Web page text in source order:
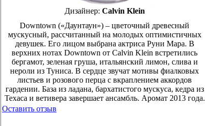
Дизайнер: Calvin Klein
Downtown («Даунтаун») – цветочный древесный
мускусный, рассчитанный на молодых оптимистичных
девушек. Его лицом выбрана актриса Руни Мара. В
верхних нотах Downtown от Calvin Klein встретились
бергамот, зеленая груша, итальянский лимон, слива и
нероли из Туниса. В сердце звучат мотивы фиалковых
листьев и розового перца с вкраплением аккордов
гардении. База из ладана, бархатистого мускуса, кедра из
Техаса и ветивера завершает ансамбль. Аромат 2013 года.
Оставить отзыв